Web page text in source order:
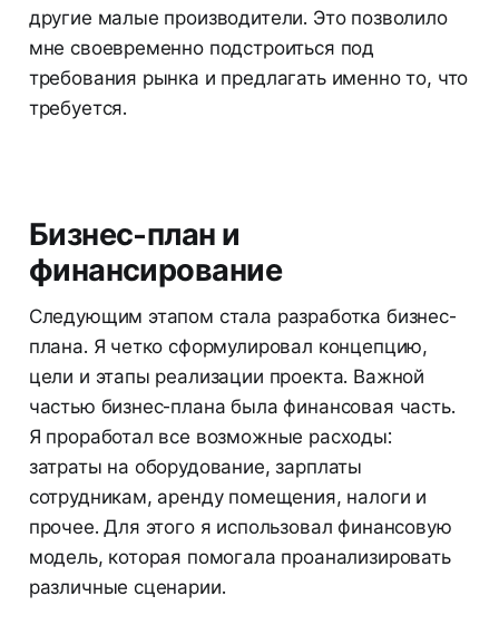
другие малые производители. Это позволило
мне своевременно подстроиться под
требования рынка и предлагать именно то, что
требуется.
Бизнес-план и
финансирование
Следующим этапом стала разработка бизнес-
плана. Я четко сформулировал концепцию,
цели и этапы реализации проекта. Важной
частью бизнес-плана была финансовая часть.
Я проработал все возможные расходы:
затраты на оборудование, зарплаты
сотрудникам, аренду помещения, налоги и
прочее. Для этого я использовал финансовую
модель, которая помогала проанализировать
различные сценарии.